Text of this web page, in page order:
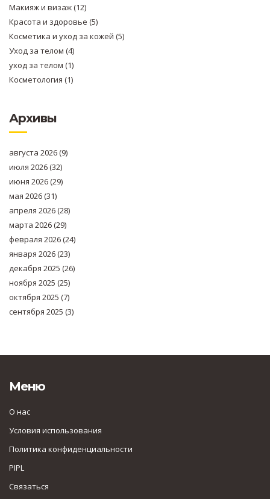
Макияж и визаж(12)
Красота и здоровье (5)
Косметика и уход за кожей (5)
Уход за телом (4)
уход за телом (1)
Косметология (1)
Архивы
августа 2026(9)
июля 2026(32)
июня 2026(29)
мая 2026(31)
апреля 2026(28)
марта 2026(29)
февраля 2026(24)
января 2026(23)
декабря 2025 (26)
ноября 2025 (25)
октября 2025 (7)
сентября 2025 (3)
Меню
О нас
Условия использования
Политика конфиденциальности
PIPL
Связаться